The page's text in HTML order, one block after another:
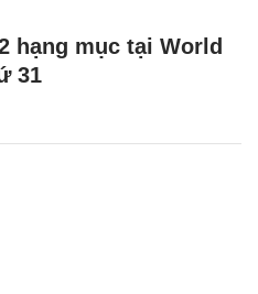
hạng mục tại World
31